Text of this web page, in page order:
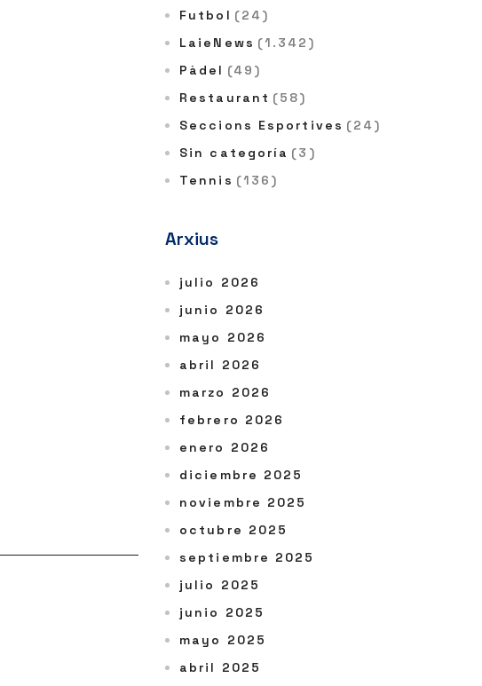
Futbol (24)
LaieNews (1.342)
Pàdel (49)
Restaurant (58)
Seccions Esportives (24)
Sin categoría (3)
Tennis (136)
Arxius
julio 2026
junio 2026
mayo 2026
abril 2026
marzo 2026
febrero 2026
enero 2026
diciembre 2025
noviembre 2025
octubre 2025
septiembre 2025
julio 2025
junio 2025
mayo 2025
abril 2025